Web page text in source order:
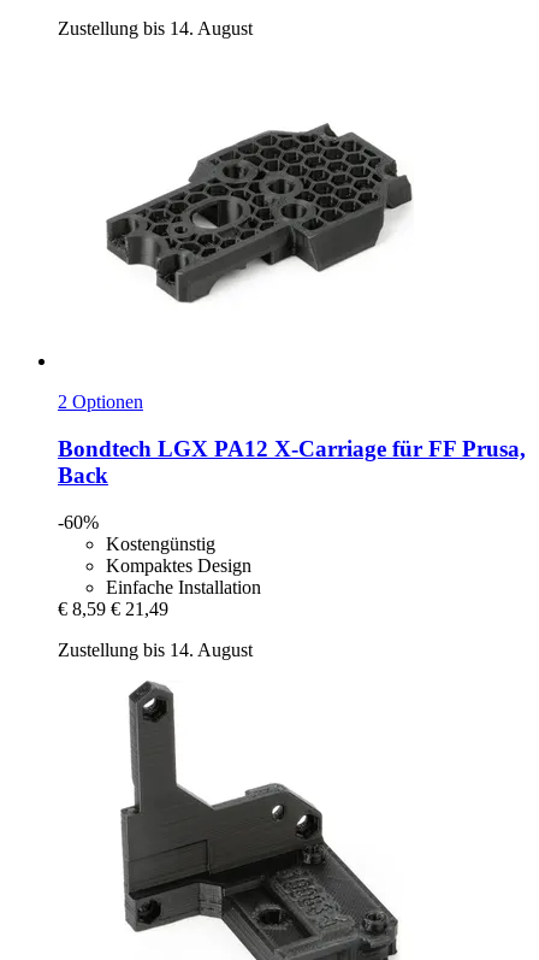
Zustellung bis 14. August
2 Optionen
Bondtech LGX PA12 X-​Carriage für FF Prusa,
Back
-60%
Kostengünstig
Kompaktes Design
Einfache Installation
€ 8,59 € 21,49
Zustellung bis 14. August